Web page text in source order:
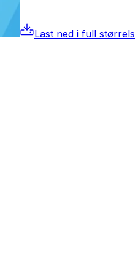
Last ned i full